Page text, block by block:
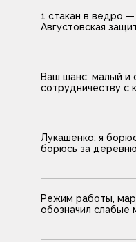
1 стакан в ведро
Августовская
Ваш шанс: малый и
сотрудничеству с
Лукашенко: я
борюсь за деревню
Режим работы,
обозначил слабые